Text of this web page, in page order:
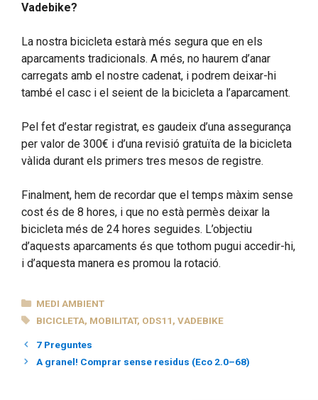
Vadebike?
La nostra bicicleta estarà més segura que en els
aparcaments tradicionals. A més, no haurem d’anar
carregats amb el nostre cadenat, i podrem deixar-hi
també el casc i el seient de la bicicleta a l’aparcament.
Pel fet d’estar registrat, es gaudeix d’una assegurança
per valor de 300€ i d’una revisió gratuïta de la bicicleta
vàlida durant els primers tres mesos de registre.
Finalment, hem de recordar que el temps màxim sense
cost és de 8 hores, i que no està permès deixar la
bicicleta més de 24 hores seguides. L’objectiu
d’aquests aparcaments és que tothom pugui accedir-hi,
i d’aquesta manera es promou la rotació.
CATEGORIES
MEDI AMBIENT
ETIQUETES
BICICLETA, MOBILITAT, ODS11,VADEBIKE
7 Preguntes
A granel! Comprar sense residus (Eco 2.0–68)